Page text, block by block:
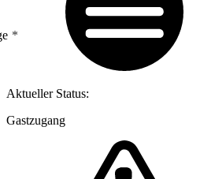
Aktueller Status:
Gastzugang